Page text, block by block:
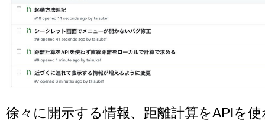
徐々に開示する情報、距離計算をAPIを